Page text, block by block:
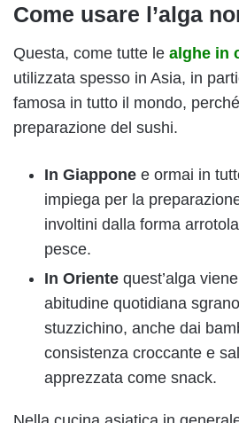
Come usare l’alga
Questa, come tutte le alghe in
utilizzata spesso in Asia, in
famosa in tutto il mondo,
preparazione del sushi.
In Giappone e ormai in
impiega per la
involtini dalla forma
pesce.
In Oriente quest’alga
abitudine quotidiana
stuzzichino, anche dai
consistenza croccante e
apprezzata come snack.